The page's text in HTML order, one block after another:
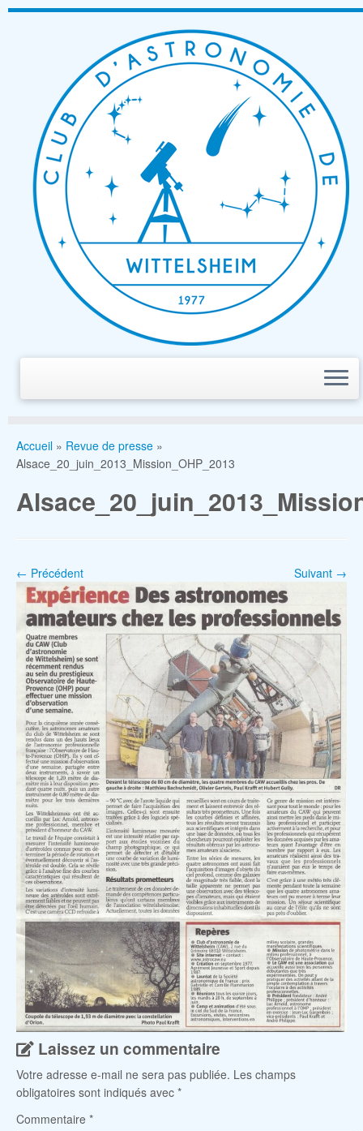
Passer
Accueil » Revue de presse »
Alsace_20_juin_2013_Mission_OHP_2013
← Précédent Suivant →
Laissez un commentaire
Votre adresse e-mail ne sera pas publiée. Les champs
obligatoires sont indiqués avec *
Commentaire *